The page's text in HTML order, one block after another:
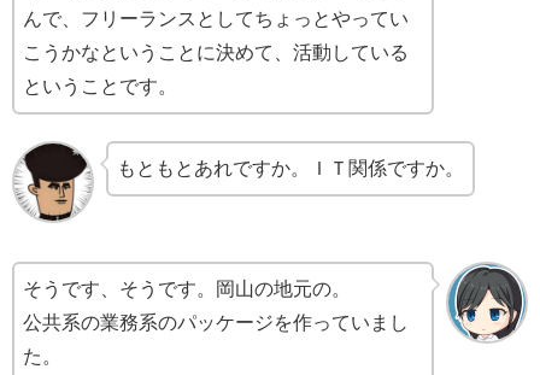
んで、フリーランスとしてちょっとやってい
こうかなということに決めて、活動している
ということです。
もともとあれですか。ＩＴ関係ですか。
そうです、そうです。岡山の地元の。
公共系の業務系のパッケージを作っていまし
た。